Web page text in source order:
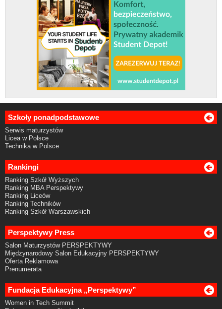
Szkoły ponadpodstawowe
Serwis maturzystów
Licea w Polsce
Technika w Polsce
Rankingi
Ranking Szkół Wyższych
Ranking MBA Perspektywy
Ranking Liceów
Ranking Techników
Ranking Szkół Warszawskich
Perspektywy Press
Salon Maturzystów PERSPEKTYWY
Międzynarodowy Salon Edukacyjny PERSPEKTYWY
Oferta Reklamowa
Prenumerata
Fundacja Edukacyjna „Perspektywy”
Women in Tech Summit